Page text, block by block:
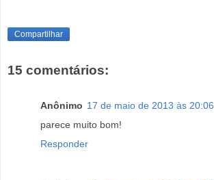
Compartilhar
15 comentários:
Anônimo 17 de maio de 2013 às 20:06
parece muito bom!
Responder